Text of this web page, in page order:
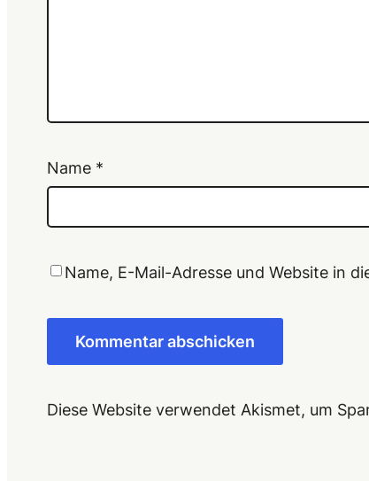
Name *
Name, E-Mail-Adresse und Website in
Diese Website verwendet Akismet, um